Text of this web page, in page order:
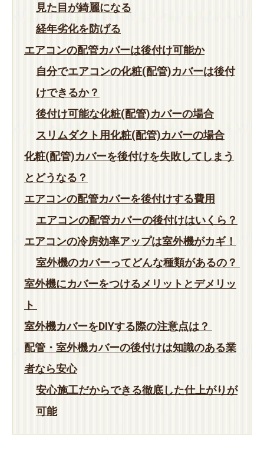
見た目が綺麗になる
経年劣化を防げる
エアコンの配管カバーは後付け可能か
自分でエアコンの化粧(配管)カバーは後付
けできるか？
後付け可能な化粧(配管)カバーの場合
スリムダクト用化粧(配管)カバーの場合
化粧(配管)カバーを後付けを失敗してしまう
とどうなる？
エアコンの配管カバーを後付けする費用
エアコンの配管カバーの後付けはいくら？
エアコンの冷房効率アップは室外機がカギ！
室外機のカバーってどんな種類があるの？
室外機にカバーをつけるメリットとデメリッ
ト
室外機カバーをDIYする際の注意点は？
配管・室外機カバーの後付けは知識のある業
者なら安心
安心施工だからできる徹底した仕上がりが
可能